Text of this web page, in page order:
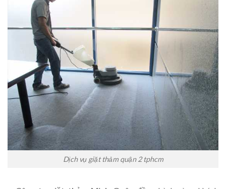
Dịch vụ giặt thảm quận 2 tphcm